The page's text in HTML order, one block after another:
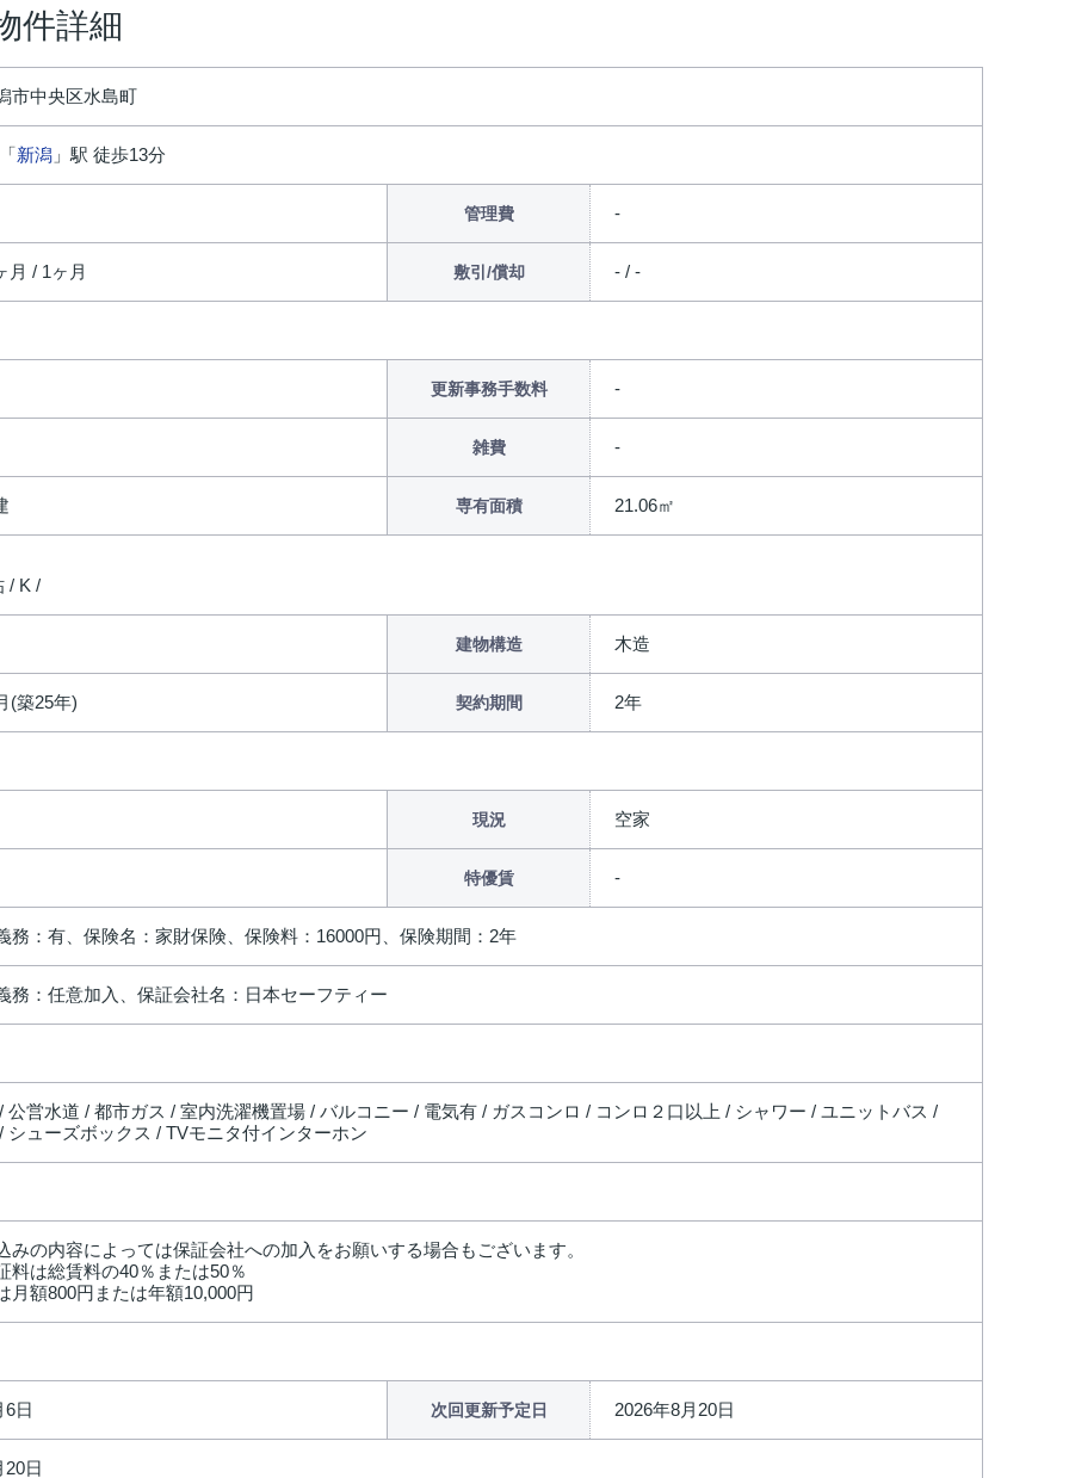
件詳細
市中央区水島町
新潟 」駅 徒歩13分
管理費
月 / 1ヶ月 敷引/償却 - / -
更新事務手数料
雑費
専有面積 21.06㎡
/ K /
建物構造 木造
(築25年) 契約期間 2年
現況 空家
特優賃
務：有、保険名：家財保険、保険料：16000円、保険期間：2年
務：任意加入、保証会社名：日本セーフティー
公営水道 / 都市ガス / 室内洗濯機置場 / バルコニー / 電気有 / ガスコンロ / コンロ２口以上 / シャワー / ユニットバス /
シューズボックス / TVモニタ付インターホン
の内容によっては保証会社への加入をお願いする場合もございます。
は総賃料の40％または50％
額800円または年額10,000円
6日 次回更新予定日 2026年8月20日
20日